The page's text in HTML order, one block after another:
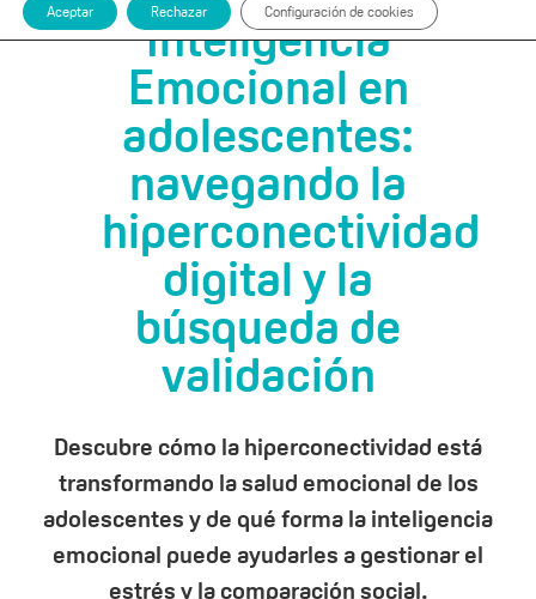
Inteligencia
Emocional en
adolescentes:
navegando la
hiperconectividad
digital y la
búsqueda de
validación
Descubre cómo la hiperconectividad está
transformando la salud emocional de los
adolescentes y de qué forma la inteligencia
emocional puede ayudarles a gestionar el
estrés y la comparación social.
Aceptar Rechazar Configuración de cookies